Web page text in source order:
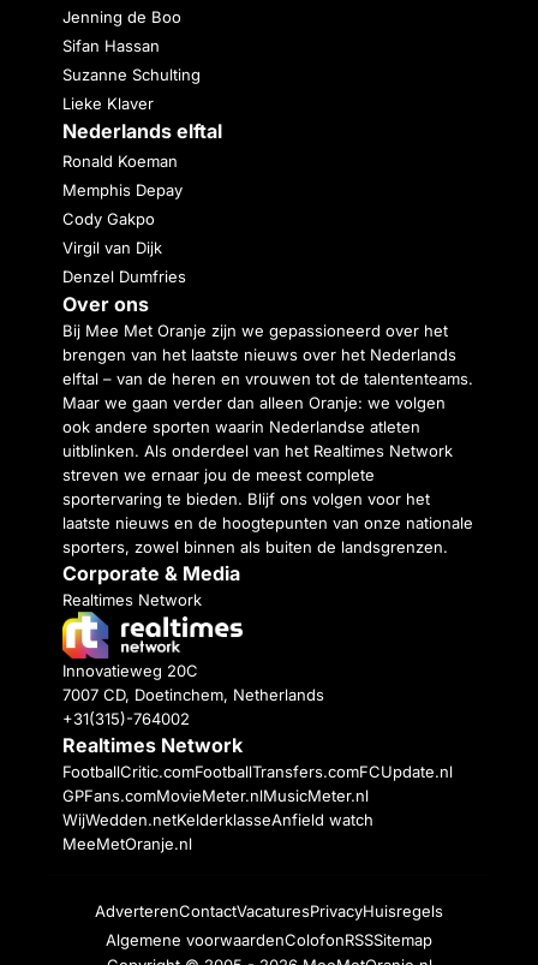
Jenning de Boo
Sifan Hassan
Suzanne Schulting
Lieke Klaver
Nederlands elftal
Ronald Koeman
Memphis Depay
Cody Gakpo
Virgil van Dijk
Denzel Dumfries
Over ons
Bij Mee Met Oranje zijn we gepassioneerd over het
brengen van het laatste nieuws over het Nederlands
elftal – van de heren en vrouwen tot de talententeams.
Maar we gaan verder dan alleen Oranje: we volgen
ook andere sporten waarin Nederlandse atleten
uitblinken. Als onderdeel van het Realtimes Network
streven we ernaar jou de meest complete
sportervaring te bieden. Blijf ons volgen voor het
laatste nieuws en de hoogtepunten van onze nationale
sporters, zowel binnen als buiten de landsgrenzen.
Corporate & Media
Realtimes Network
Innovatieweg 20C
7007 CD, Doetinchem, Netherlands
+31(315)-764002
Realtimes Network
FootballCritic.comFootballTransfers.comFCUpdate.nl
GPFans.comMovieMeter.nlMusicMeter.nl
WijWedden.netKelderklasseAnfield watch
MeeMetOranje.nl
AdverterenContactVacaturesPrivacyHuisregels
Algemene voorwaardenColofonRSSSitemap